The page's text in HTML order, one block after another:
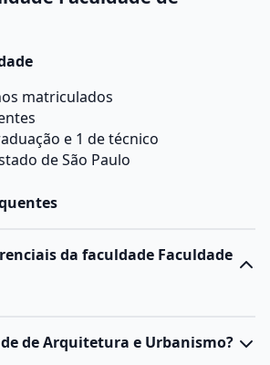
matriculados
e 1 de técnico
de São Paulo
da faculdade Faculdade
de Arquitetura e Urbanismo?